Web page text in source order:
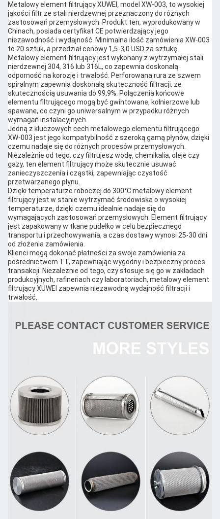
Metalowy element filtrujący XUWEI, model XW-003, to wysokiej
jakości filtr ze stali nierdzewnej przeznaczony do różnych
zastosowań przemysłowych. Produkt ten, wyprodukowany w
Chinach, posiada certyfikat CE potwierdzający jego
niezawodność i wydajność. Minimalna ilość zamówienia XW-003
to 20 sztuk, a przedział cenowy 1,5-3,0 USD za sztukę.
Metalowy element filtrujący jest wykonany z wytrzymałej stali
nierdzewnej 304, 316 lub 316L, co zapewnia doskonałą
odporność na korozję i trwałość. Perforowana rura ze szwem
spiralnym zapewnia doskonałą skuteczność filtracji, ze
skutecznością usuwania do 99,9%. Połączenia końcowe
elementu filtrującego mogą być gwintowane, kołnierzowe lub
spawane, co czyni go uniwersalnym w przypadku różnych
wymagań instalacyjnych.
Jedną z kluczowych cech metalowego elementu filtrującego
XW-003 jest jego kompatybilność z szeroką gamą płynów, dzięki
czemu nadaje się do różnych procesów przemysłowych.
Niezależnie od tego, czy filtrujesz wodę, chemikalia, oleje czy
gazy, ten element filtrujący może skutecznie usuwać
zanieczyszczenia i cząstki, zapewniając czystość
przetwarzanego płynu.
Dzięki temperaturze roboczej do 300°C metalowy element
filtrujący jest w stanie wytrzymać środowiska o wysokiej
temperaturze, dzięki czemu idealnie nadaje się do
wymagających zastosowań przemysłowych. Element filtrujący
jest zapakowany w tkane pudełko w celu bezpiecznego
transportu i przechowywania, a czas dostawy wynosi 25-30 dni
od złożenia zamówienia.
Klienci mogą dokonać płatności za swoje zamówienia za
pośrednictwem TT, zapewniając wygodny i bezpieczny proces
transakcji. Niezależnie od tego, czy stosuje się go w zakładach
produkcyjnych, rafineriach czy laboratoriach, metalowy element
filtrujący XUWEI zapewnia niezawodną wydajność filtracji i
trwałość.